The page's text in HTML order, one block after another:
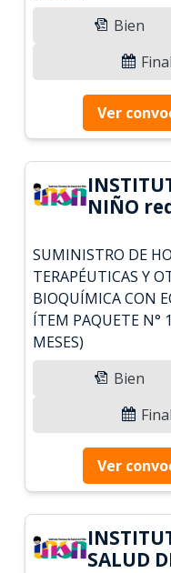
Bien
Ver
NIÑO
SUMINISTRO DE
TERAPÉUTICAS Y
BIOQUÍMICA CON
ÍTEM PAQUETE N°
MESES)
Bien
Ver
SALUD